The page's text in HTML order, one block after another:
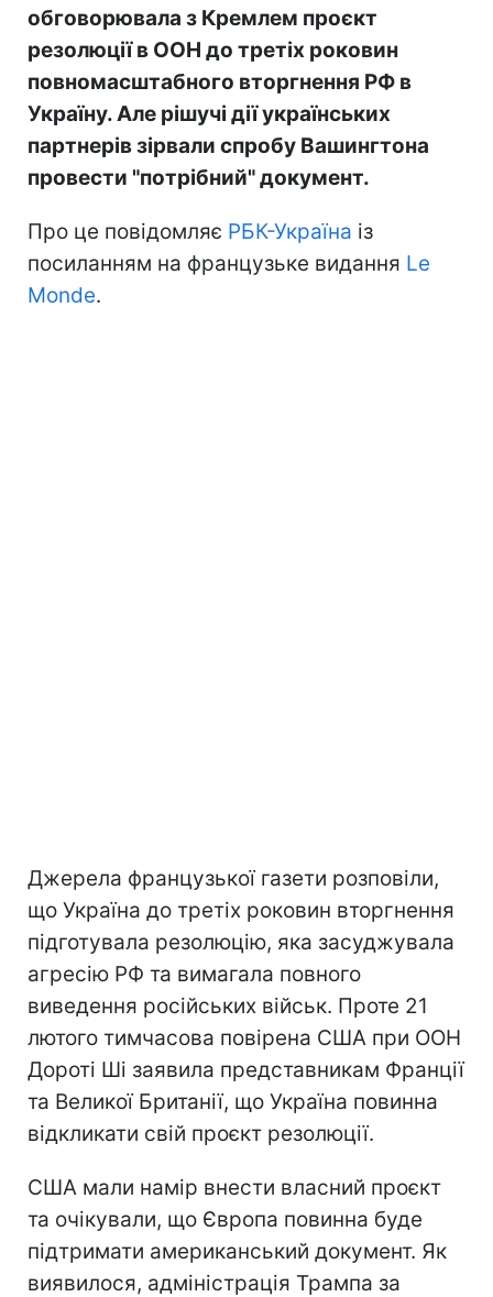
обговорювала з Кремлем проєкт
резолюції в ООН до третіх роковин
повномасштабного вторгнення РФ в
Україну. Але рішучі дії українських
партнерів зірвали спробу Вашингтона
провести "потрібний" документ.
Про це повідомляє РБК-Україна із
посиланням на французьке видання Le
Monde.
Джерела французької газети розповіли,
що Україна до третіх роковин вторгнення
підготувала резолюцію, яка засуджувала
агресію РФ та вимагала повного
виведення російських військ. Проте 21
лютого тимчасова повірена США при ООН
Дороті Ші заявила представникам Франції
та Великої Британії, що Україна повинна
відкликати свій проєкт резолюції.
США мали намір внести власний проєкт
та очікували, що Європа повинна буде
підтримати американський документ. Як
виявилося, адміністрація Трампа за